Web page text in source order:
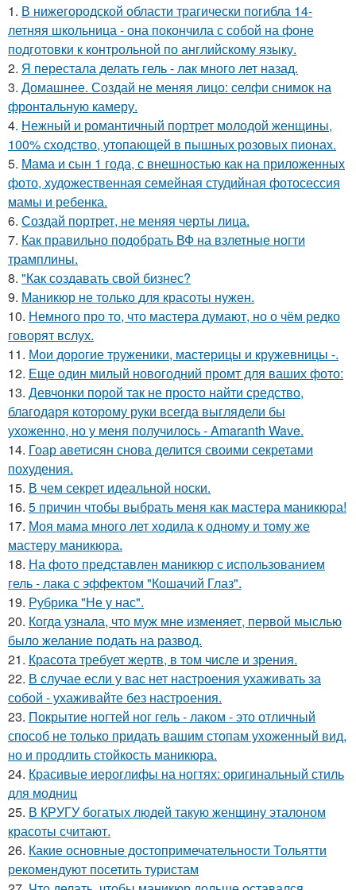
1. В нижегородской области трагически погибла 14-
летняя школьница - она покончила с собой на фоне
подготовки к контрольной по английскому языку.
2. Я перестала делать гель - лак много лет назад.
3. Домашнее. Создай не меняя лицо: селфи снимок на
фронтальную камеру.
4. Нежный и романтичный портрет молодой женщины,
100% сходство, утопающей в пышных розовых пионах.
5. Мама и сын 1 года, с внешностью как на приложенных
фото, художественная семейная студийная фотосессия
мамы и ребенка.
6. Создай портрет, не меняя черты лица.
7. Как правильно подобрать ВФ на взлетные ногти
трамплины.
8. "Как создавать свой бизнес?
9. Маникюр не только для красоты нужен.
10. Немного про то, что мастера думают, но о чём редко
говорят вслух.
11. Мои дорогие труженики, мастерицы и кружевницы -.
12. Еще один милый новогодний промт для ваших фото:
13. Девчонки порой так не просто найти средство,
благодаря которому руки всегда выглядели бы
ухоженно, но у меня получилось - Amaranth Wave.
14. Гоар аветисян снова делится своими секретами
похудения.
15. В чем секрет идеальной носки.
16. 5 причин чтобы выбрать меня как мастера маникюра!
17. Моя мама много лет ходила к одному и тому же
мастеру маникюра.
18. На фото представлен маникюр с использованием
гель - лака с эффектом "Кошачий Глаз".
19. Рубрика "Не у нас".
20. Когда узнала, что муж мне изменяет, первой мыслью
было желание подать на развод.
21. Красота требует жертв, в том числе и зрения.
22. В случае если у вас нет настроения ухаживать за
собой - ухаживайте без настроения.
23. Покрытие ногтей ног гель - лаком - это отличный
способ не только придать вашим стопам ухоженный вид,
но и продлить стойкость маникюра.
24. Красивые иероглифы на ногтях: оригинальный стиль
для модниц
25. В КРУГУ богатых людей такую женщину эталоном
красоты считают.
26. Какие основные достопримечательности Тольятти
рекомендуют посетить туристам